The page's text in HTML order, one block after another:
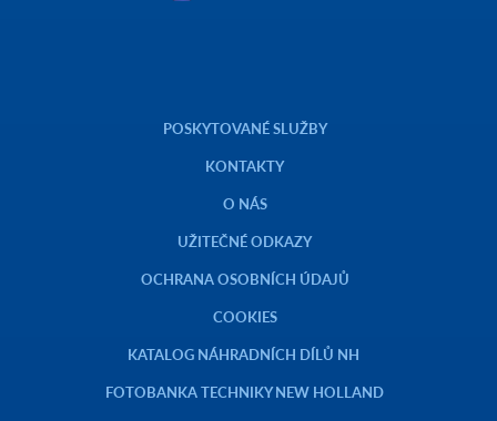
POSKYTOVANÉ SLUŽBY
KONTAKTY
O NÁS
UŽITEČNÉ ODKAZY
OCHRANA OSOBNÍCH ÚDAJŮ
COOKIES
KATALOG NÁHRADNÍCH DÍLŮ NH
FOTOBANKA TECHNIKY NEW HOLLAND